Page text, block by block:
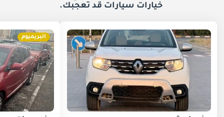
خيارات سيارات قد تعجبك.
البريميوم